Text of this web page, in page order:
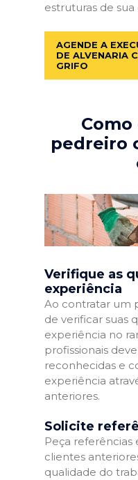
estruturas de sua
AGENDE A
DE ALVENARIA
GRIFO
pedreiro
Verifique as
experiência
Ao contratar um
de verificar suas
experiência no
profissionais
reconhecidas e
experiência
anteriores.
Solicite
Peça referências
clientes
qualidade do